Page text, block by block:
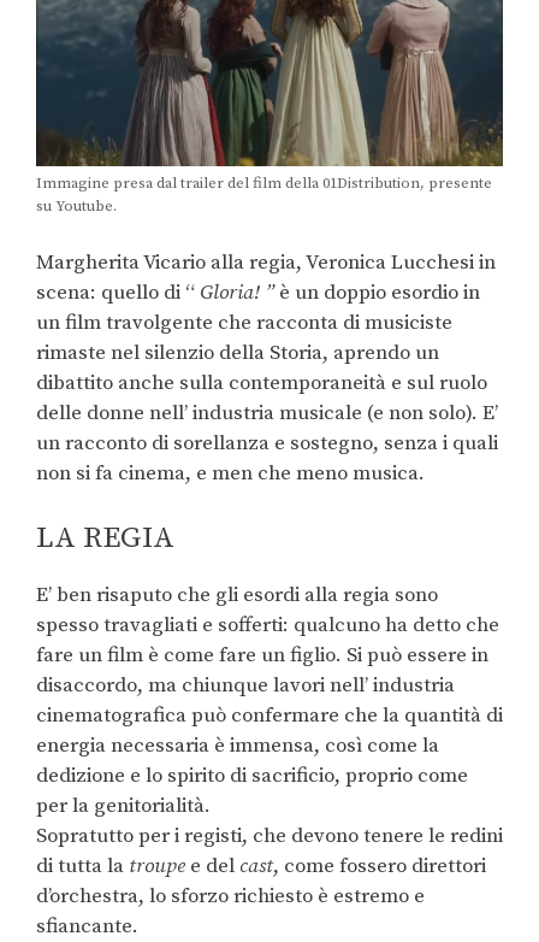
Immagine presa dal trailer del film della 01Distribution, presente
su Youtube.
Margherita Vicario alla regia, Veronica Lucchesi in
scena: quello di “ Gloria! ”è un doppio esordio in
un film travolgente che racconta di musiciste
rimaste nel silenzio della Storia, aprendo un
dibattito anche sulla contemporaneità e sul ruolo
delle donne nell’ industria musicale (e non solo). E’
un racconto di sorellanza e sostegno, senza i quali
non si fa cinema, e men che meno musica.
LA REGIA
E’ ben risaputo che gli esordi alla regia sono
spesso travagliati e sofferti: qualcuno ha detto che
fare un film è come fare un figlio. Si può essere in
disaccordo, ma chiunque lavori nell’ industria
cinematografica può confermare che la quantità di
energia necessaria è immensa, così come la
dedizione e lo spirito di sacrificio, proprio come
per la genitorialità.
Sopratutto per i registi, che devono tenere le redini
di tutta la troupe e del cast, come fossero direttori
d’orchestra, lo sforzo richiesto è estremo e
sfiancante.